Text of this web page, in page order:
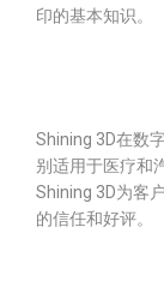
印的基本知识。
Shining 3D在数
别适用于医疗和
Shining 3D为客
的信任和好评。